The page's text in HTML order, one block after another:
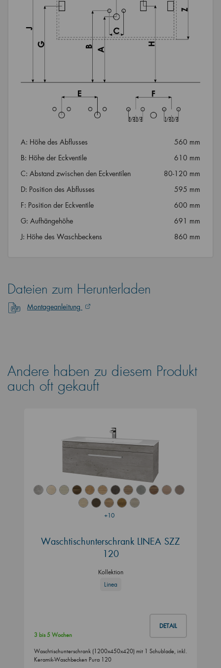
A: Höhe des Abflusses
560 mm
B: Höhe der Eckventile
610 mm
C: Abstand zwischen den Eckventilen
80-120 mm
D: Position des Abflusses
595 mm
F: Position der Eckventile
600 mm
G: Aufhängehöhe
691 mm
J: Höhe des Waschbeckens
860 mm
Dateien zum Herunterladen
Montageanleitung
Andere haben zu diesem Produkt
auch oft gekauft
+10
Waschtischunterschrank LINEA SZZ
120
Kollektion
Linea
DETAIL
3 bis 5 Wochen
Waschtischunterschrank (1200x450x420) mit 1 Schublade, inkl.
Keramik-Waschbecken Pura 120